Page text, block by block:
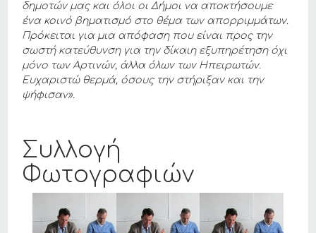
δημοτών μας και όλοι οι Δήμοι να αποκτήσουμε
ένα κοινό βηματισμό στο θέμα των απορριμμάτων.
Πρόκειται για μια απόφαση που είναι προς την
σωστή κατεύθυνση για την δίκαιη εξυπηρέτηση όχι
μόνο των Αρτινών, άλλα όλων των Ηπειρωτών.
Ευχαριστώ θερμά, όσους την στήριξαν και την
ψήφισαν».
Συλλογή
Φωτογραφιών